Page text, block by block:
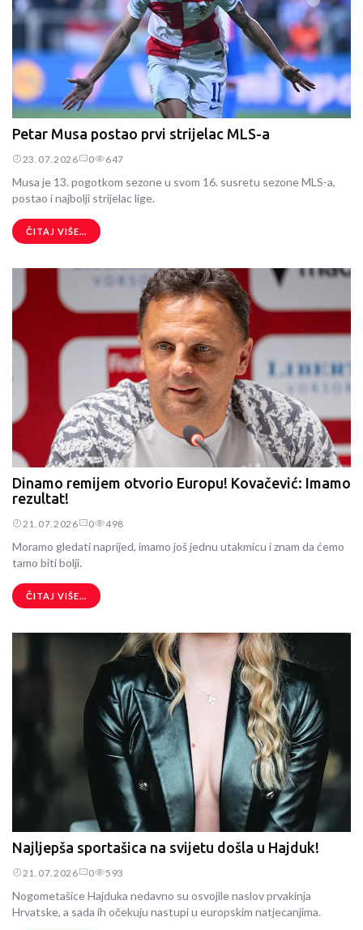
Petar Musa postao prvi strijelac MLS-a
23.07.2026 0 647
Musa je 13. pogotkom sezone u svom 16. susretu sezone MLS-a,
postao i najbolji strijelac lige.
ČITAJ VIŠE...
Dinamo remijem otvorio Europu! Kovačević: Imamo
rezultat!
21.07.2026 0 498
Moramo gledati naprijed, imamo još jednu utakmicu i znam da ćemo
tamo biti bolji.
ČITAJ VIŠE...
Najljepša sportašica na svijetu došla u Hajduk!
21.07.2026 0 593
Nogometašice Hajduka nedavno su osvojile naslov prvakinja
Hrvatske, a sada ih očekuju nastupi u europskim natjecanjima.